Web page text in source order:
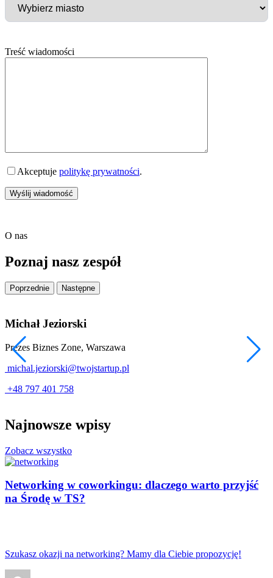
Treść wiadomości
Akceptuje politykę prywatności.
O nas
Poznaj nasz zespół
Poprzednie Następne
Michał Jeziorski
Prezes Biznes Zone, Warszawa
michal.jeziorski@twojstartup.pl
+48 797 401 758
Najnowsze wpisy
Zobacz wszystko
Networking w coworkingu: dlaczego warto przyjść
na Środę w TS?
Szukasz okazji na networking? Mamy dla Ciebie propozycję!